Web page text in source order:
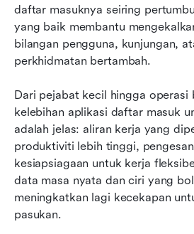
daftar masuknya seiring
yang baik membantu
bilangan pengguna, kunjungan,
perkhidmatan bertambah.
Dari pejabat kecil hingga operasi
kelebihan aplikasi daftar masuk
adalah jelas: aliran kerja yang
produktiviti lebih tinggi,
kesiapsiagaan untuk kerja
data masa nyata dan ciri yang
meningkatkan lagi kecekapan
pasukan.